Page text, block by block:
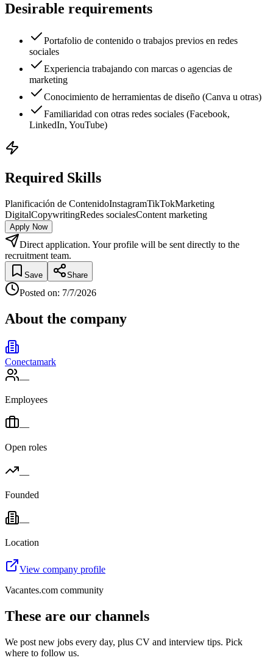
Desirable requirements
Portafolio de contenido o trabajos previos en redes
sociales
Experiencia trabajando con marcas o agencias de
marketing
Conocimiento de herramientas de diseño (Canva u otras)
Familiaridad con otras redes sociales (Facebook,
LinkedIn, YouTube)
Required Skills
Planificación de ContenidoInstagramTikTokMarketing
DigitalCopywritingRedes socialesContent marketing
Apply Now
Direct application. Your profile will be sent directly to the
recruitment team.
Save Share
Posted on: 7/7/2026
About the company
Conectamark
—
Employees
—
Open roles
—
Founded
—
Location
View company profile
Vacantes.com community
These are our channels
We post new jobs every day, plus CV and interview tips. Pick
where to follow us.